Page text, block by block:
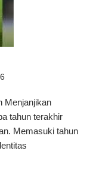
Menjanjikan
tahun terakhir
Memasuki tahun